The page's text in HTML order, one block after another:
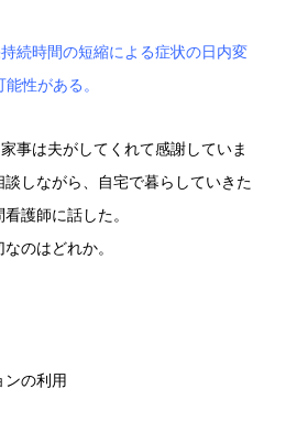
時間の短縮による症状の日内変
性がある。
事は夫がしてくれて感謝していま
しながら、自宅で暮らしていきた
護師に話した。
のはどれか。
ンの利用